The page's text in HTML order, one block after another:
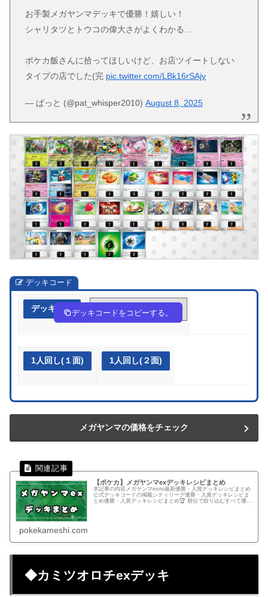
お手製メガヤンマデッキで優勝！嬉しい！
シャリタツとトウコの偉大さがよくわかる…
ポケカ飯さんに拾ってほしいけど、お店ツイートしない
タイプの店でした(完 pic.twitter.com/LBk16rSAjv
— ぱっと (@pat_whisper2010)August 8, 2025
デッキコード
デッキ作成 8a4ccD-lGE9VI-DKcccY
デッキコードをコピーする。
1人回し(１面) 1人回し(２面)
メガヤンマの価格をチェック
【ポケカ】メガヤンマexデッキレシピまとめ
本記事の内容メガヤンマexno最新優勝・入賞デッキレシピまとめ
公式デッキコードの掲載シティリーグ優勝・入賞デッキレシピま
とめ優勝・入賞デッキレシピまとめ🏆 順位で絞り込むすべて優勝
pokekameshi.com
◆カミツオロチexデッキ